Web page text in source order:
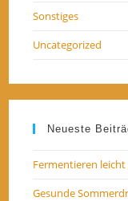
Sonstiges
Uncategorized
Neueste
Fermentieren
Gesunde